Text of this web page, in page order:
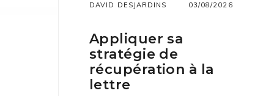
DAVID DESJARDINS 03/08/2026
Appliquer sa
stratégie de
récupération à la
lettre